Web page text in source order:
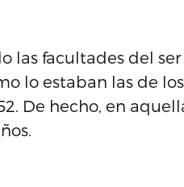
las facultades del
lo estaban las de
De hecho, en